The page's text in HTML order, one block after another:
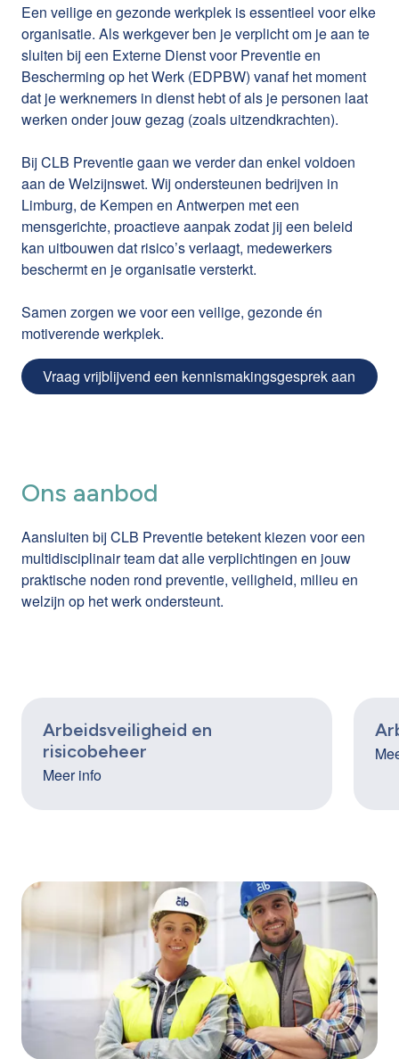
Een veilige en gezonde werkplek is essentieel voor elke
organisatie. Als werkgever ben je verplicht om je aan te
sluiten bij een Externe Dienst voor Preventie en
Bescherming op het Werk (EDPBW) vanaf het moment
dat je werknemers in dienst hebt of als je personen laat
werken onder jouw gezag (zoals uitzendkrachten).
Bij CLB Preventie gaan we verder dan enkel voldoen
aan de Welzijnswet. Wij ondersteunen bedrijven in
Limburg, de Kempen en Antwerpen met een
mensgerichte, proactieve aanpak zodat jij een beleid
kan uitbouwen dat risico’s verlaagt, medewerkers
beschermt en je organisatie versterkt.
Samen zorgen we voor een veilige, gezonde én
motiverende werkplek.
Vraag vrijblijvend een kennismakingsgesprek aan
Ons aanbod
Aansluiten bij CLB Preventie betekent kiezen voor een
multidisciplinair team dat alle verplichtingen en jouw
praktische noden rond preventie, veiligheid, milieu en
welzijn op het werk ondersteunt.
Arbeidsveiligheid en
risicobeheer
Meer info